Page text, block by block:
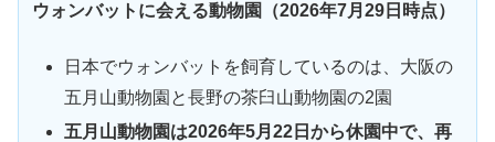
ウォンバットに会える動物園（2026年7月29日時点）
日本でウォンバットを飼育しているのは、大阪の
五月山動物園と長野の茶臼山動物園の2園
五月山動物園は2026年5月22日から休園中で、再